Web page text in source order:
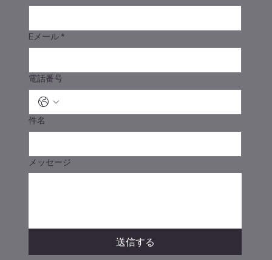
Eメール *
電話番号
件名
メッセージ
送信する